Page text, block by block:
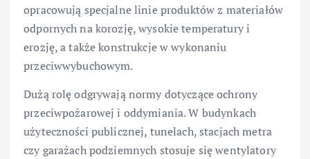
opracowują specjalne linie produktów z materiałów
odpornych na korozję, wysokie temperatury i
erozję, a także konstrukcje w wykonaniu
przeciwwybuchowym.
Dużą rolę odgrywają normy dotyczące ochrony
przeciwpożarowej i oddymiania. W budynkach
użyteczności publicznej, tunelach, stacjach metra
czy garażach podziemnych stosuje się wentylatory